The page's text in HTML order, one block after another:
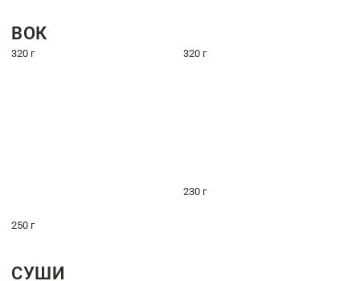
ВОК
320 г 320 г
230 г
250 г
СУШИ